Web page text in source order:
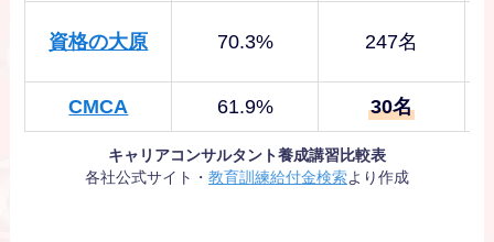
資格の大原 70.3% 247名
CMCA 61.9% 30名
キャリアコンサルタント養成講習比較表
各社公式サイト・ 教育訓練給付金検索より作成